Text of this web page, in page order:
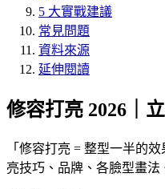
5 大實戰建議
常見問題
資料來源
延伸閱讀
修容打亮 2026｜
「 修容打亮 = 整型一半的效
亮技巧、品牌、各臉型畫法